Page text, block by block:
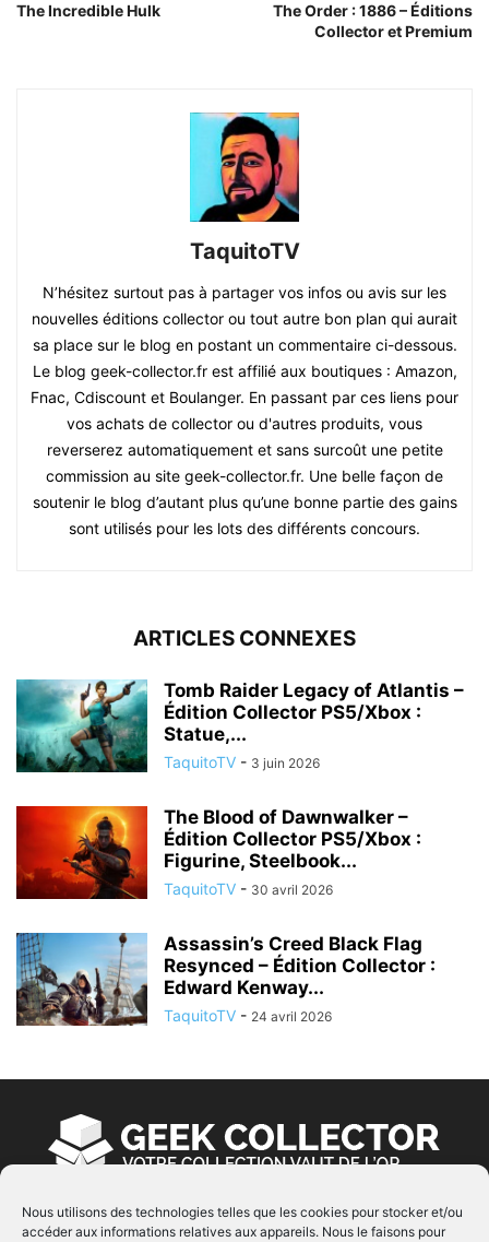
Nous utilisons des technologies telles que les cookies pour stocker et/ou
accéder aux informations relatives aux appareils. Nous le faisons pour
The Incredible Hulk
The Order : 1886 – Éditions
Collector et Premium
TaquitoTV
N’hésitez surtout pas à partager vos infos ou avis sur les
nouvelles éditions collector ou tout autre bon plan qui aurait
sa place sur le blog en postant un commentaire ci-dessous.
Le blog geek-collector.fr est affilié aux boutiques : Amazon,
Fnac, Cdiscount et Boulanger. En passant par ces liens pour
vos achats de collector ou d'autres produits, vous
reverserez automatiquement et sans surcoût une petite
commission au site geek-collector.fr. Une belle façon de
soutenir le blog d’autant plus qu’une bonne partie des gains
sont utilisés pour les lots des différents concours.
ARTICLES CONNEXES
Tomb Raider Legacy of Atlantis –
Édition Collector PS5/Xbox :
Statue,...
TaquitoTV - 3 juin 2026
The Blood of Dawnwalker –
Édition Collector PS5/Xbox :
Figurine, Steelbook...
TaquitoTV - 30 avril 2026
Assassin’s Creed Black Flag
Resynced – Édition Collector :
Edward Kenway...
TaquitoTV - 24 avril 2026